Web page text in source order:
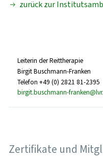
zurück zur
Leiterin der Reittherapie
Birgit Buschmann-Franken
Telefon +49 (0) 2821 81-2395
birgit.buschmann-
Zertifikate und